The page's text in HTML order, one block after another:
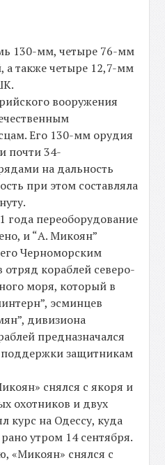
130-мм, четыре 76-мм
также четыре 12,7-мм
вооружения
Его 130-мм орудия
почти 34-
на дальность
при этом составляла
года переоборудование
и “А. Микоян”
Черноморским
кораблей северо-
моря, который в
эсминцев
дивизиона
предназначался
поддержки защитникам
снялся с якоря и
охотников и двух
курс на Одессу, куда
утром 14 сентября.
«Микоян» снялся с